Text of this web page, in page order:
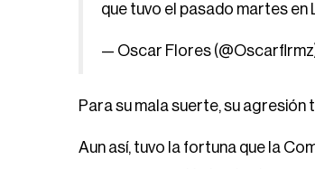
que tuvo el pasado martes en
— Oscar Flores
Para su mala suerte, su
Aun así, tuvo la fortuna que la